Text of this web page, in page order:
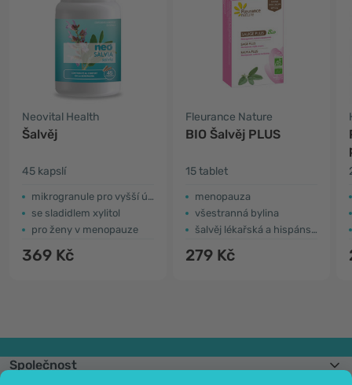
Neovital Health
Šalvěj
45 kapslí
mikrogranule pro vyšší účinnost
se sladidlem xylitol
pro ženy v menopauze
369 Kč
Fleurance Nature
BIO Šalvěj PLUS
15 tablet
menopauza
všestranná bylina
šalvěj lékařská a hispánská
279 Kč
Společnost